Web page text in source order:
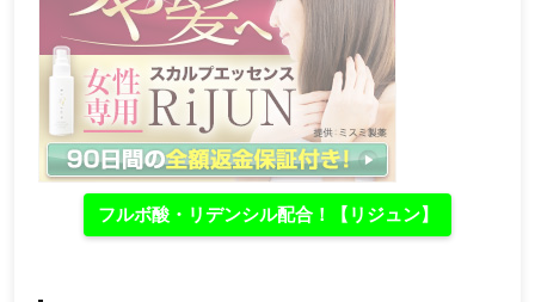
フルボ酸・リデンシル配合！【リジュン】